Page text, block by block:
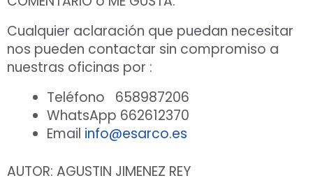
Cualquier aclaración que puedan necesitar
nos pueden contactar sin compromiso a
nuestras oficinas por :
Teléfono 658987206
WhatsApp 662612370
Email info@esarco.es
AUTOR: AGUSTIN JIMENEZ REY